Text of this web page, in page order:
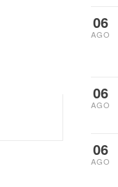
06
AGO
06
AGO
06
AGO